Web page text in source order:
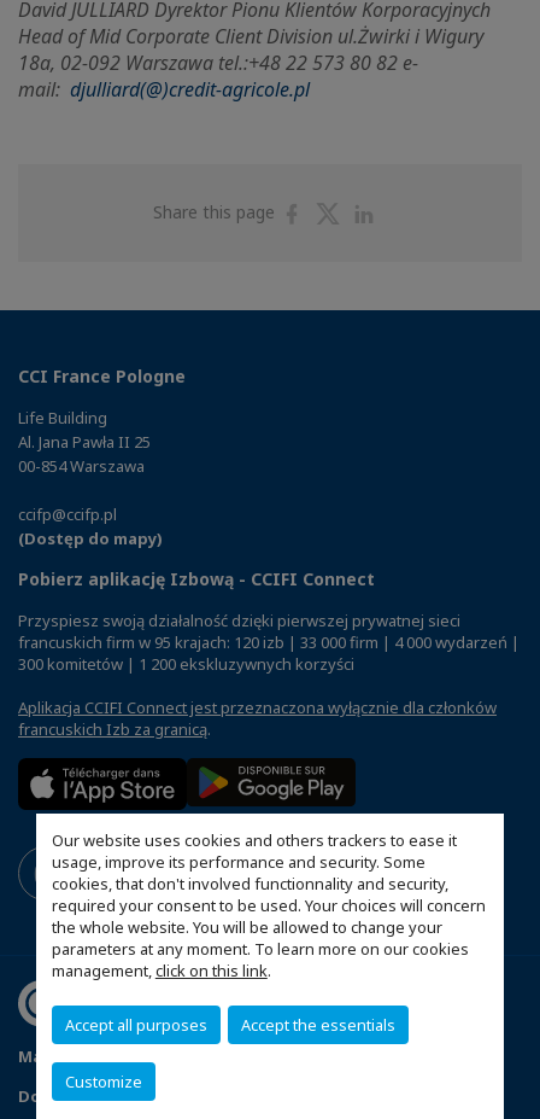
Our website uses cookies and others trackers to ease it
usage, improve its performance and security. Some
cookies, that don't involved functionnality and security,
required your consent to be used. Your choices will concern
the whole website. You will be allowed to change your
parameters at any moment. To learn more on our cookies
management,click on this link.
Accept all purposes Accept the essentials
Customize
David JULLIARD Dyrektor Pionu Klientów Korporacyjnych
Head of Mid Corporate Client Division ul.Żwirki i Wigury
18a, 02-092 Warszawa tel.:+48 22 573 80 82 e-
mail: djulliard(@)credit-agricole.pl
Share this page
ShareShare
CCI France Pologne
Life Building
Al. Jana Pawła II 25
00-854 Warszawa
ccifp@ccifp.pl
(Dostęp do mapy)
Pobierz aplikację Izbową - CCIFI Connect
Przyspiesz swoją działalność dzięki pierwszej prywatnej sieci
francuskich firm w 95 krajach: 120 izb | 33 000 firm | 4 000 wydarzeń |
300 komitetów | 1 200 ekskluzywnych korzyści
Aplikacja CCIFI Connect jest przeznaczona wyłącznie dla członków
francuskich Izb za granicą.
Mapa witryny
Dopasuj swoje ustawienia cookies